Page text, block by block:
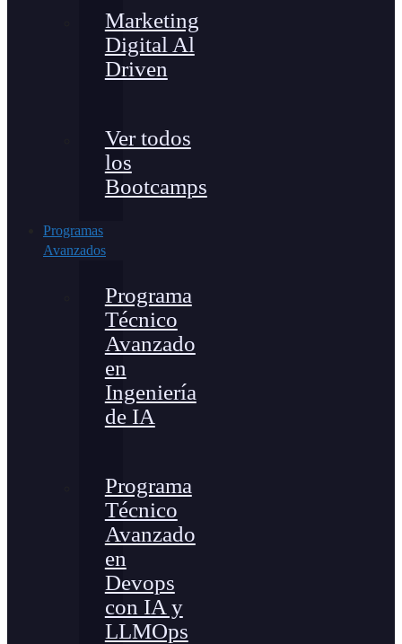
Marketing
Digital Al
Driven
Ver todos
los
Bootcamps
Programas
Avanzados
Programa
Técnico
Avanzado
en
Ingeniería
de IA
Programa
Técnico
Avanzado
en
Devops
con IA y
LLMOps